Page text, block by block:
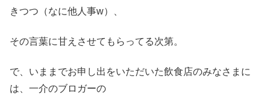
きつつ（なに他人事w）、
その言葉に甘えさせてもらってる次第。
で、いままでお申し出をいただいた飲食店のみなさまに
は、一介のブロガーの